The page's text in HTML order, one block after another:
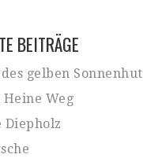
BEITRÄGE
gelben Sonnenhut
Weg
Diepholz